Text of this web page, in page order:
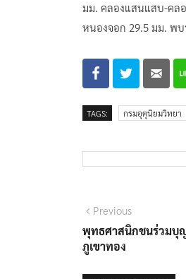
มม. คลองแสนแสบ-คล
หนองจอก 29.5 มม. พบ
TAGS: กรมอุตุนิยมวิทยา
แนะแนว
เรื่อง
PreviousPrevious
post:
พุทธศาสนิกชนร่วมบุ
ภูเขาทอง